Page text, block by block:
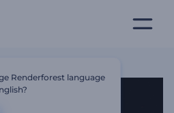
Renderforest language